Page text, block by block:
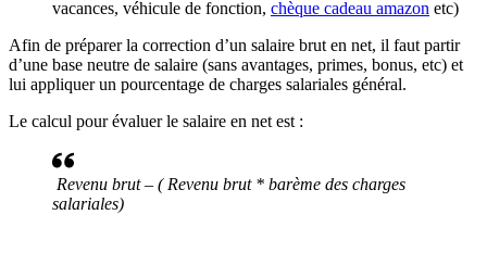
vacances, véhicule de fonction, chèque cadeau amazon etc)
Afin de préparer la correction d’un salaire brut en net, il faut partir
d’une base neutre de salaire (sans avantages, primes, bonus, etc) et
lui appliquer un pourcentage de charges salariales général.
Le calcul pour évaluer le salaire en net est :
Revenu brut – ( Revenu brut * barème des charges
salariales)